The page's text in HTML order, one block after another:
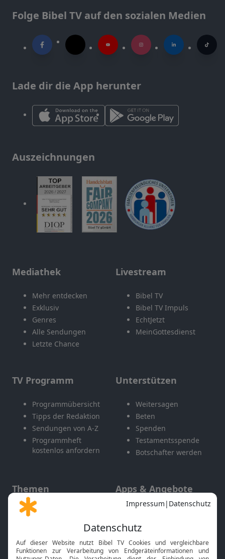
Folge Bibel TV auf den sozialen Medien
Lade dir die App herunter
Auszeichnungen
Mediathek
Mehr entdecken
Exklusiv
Genres
Alle Sendungen
Letzte Chance
Livestream
Bibel TV
Bibel TV Impuls
EchtJetzt
MeinGottesdienst
TV Programm
Programmübersicht
Tipps der Redaktion
Sendungen von A-Z
Programmheft
kostenlos anfordern
Unterstützen
Weitersagen
Beten
Spenden
Testamentsspende
Botschafter werden
Themen
Gott und Bibel erklärt
Neuigkeiten
Apps & Angebote
Mobile App
Smart TV